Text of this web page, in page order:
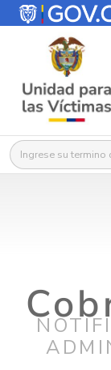
Buscar: